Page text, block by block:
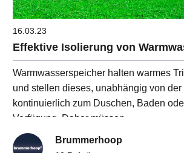
16.03.23
Effektive Isolierung von
Warmwasserspeicher halten warmes
und stellen dieses, unabhängig von der
kontinuierlich zum Duschen, Baden
Verfügung. Daher müssen
Brummerhoop